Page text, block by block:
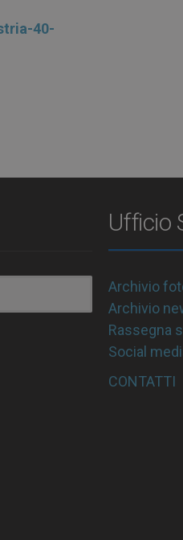
40-
Ufficio
Archivio
Archivio
Rassegna
Social
CONTATTI